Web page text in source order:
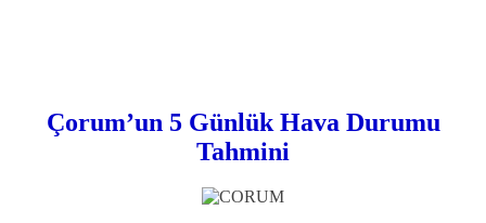
Çorum’un 5 Günlük Hava Durumu
Tahmini